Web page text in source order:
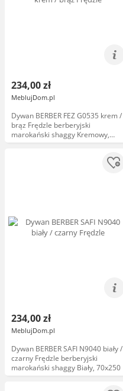
234,00 zł
MeblujDom.pl
Dywan BERBER FEZ G0535 krem /
brąz Frędzle berberyjski
marokański shaggy Kremowy,
70x250
234,00 zł
MeblujDom.pl
Dywan BERBER SAFI N9040 biały /
czarny Frędzle berberyjski
marokański shaggy Biały, 70x250